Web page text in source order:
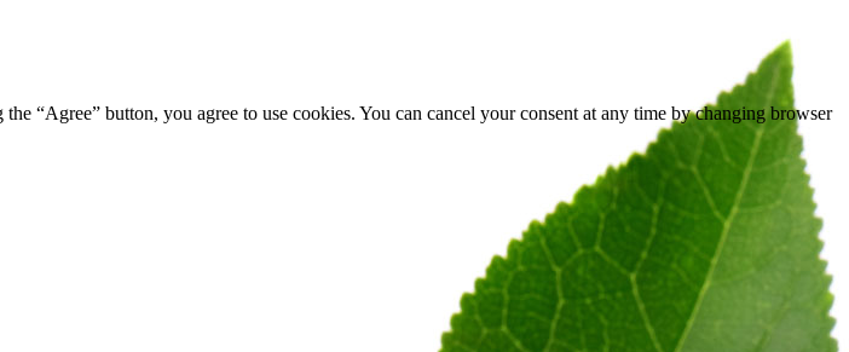
“Agree” button, you agree to use cookies. You can cancel your consent at any time by changing browser